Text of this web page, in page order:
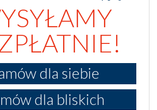
dla siebie
dla bliskich